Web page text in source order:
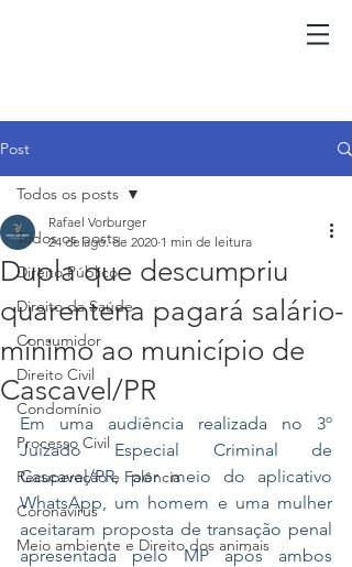
Post
Todos os posts
Direito Público
Direito da Saúde
Consumidor
Direito Civil
Condomínio
Processo Civil
Recuperação e Falência
Coronavírus
Meio ambiente e Direito dos animais
Todos os posts
Dupla que descumpriu
quarentena pagará salário-
mínimo ao município de
Cascavel/PR
Rafael Vorburger
24 de ago. de 2020 1 min de leitura
Em uma audiência realizada no 3º
Juizado Especial Criminal de
Cascavel/PR, por meio do aplicativo
WhatsApp, um homem e uma mulher
aceitaram proposta de transação penal
apresentada pelo MP após ambos